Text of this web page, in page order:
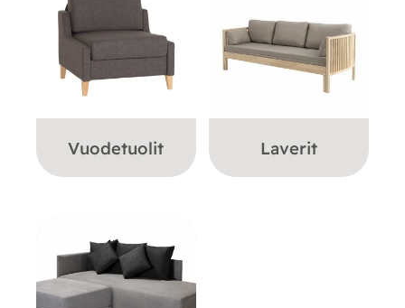
Vuodetuolit Laverit